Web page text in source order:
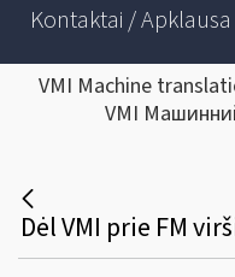
Kontaktai / Apklausa
VMI Machine
VMI